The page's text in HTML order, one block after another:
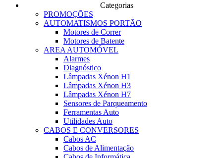
Categorias
PROMOÇÕES
AUTOMATISMOS PORTÃO
Motores de Correr
Motores de Batente
AREA AUTOMÓVEL
Alarmes
Diagnóstico
Lâmpadas Xénon H1
Lâmpadas Xénon H3
Lâmpadas Xénon H7
Sensores de Parqueamento
Ferramentas Auto
Utilidades Auto
CABOS E CONVERSORES
Cabos AC
Cabos de Alimentação